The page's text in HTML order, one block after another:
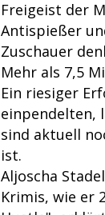
Freigeist der
Antispießer
Zuschauer
Mehr als 7,5
Ein riesiger
einpendelten,
sind aktuell
ist.
Aljoscha
Krimis, wie er